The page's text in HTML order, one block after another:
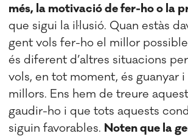
més, la motivació de fer-ho o la
que sigui la il·lusió. Quan estàs
gent vols fer-ho el millor
és diferent d’altres situacions
vols, en tot moment, és guanyar
millors. Ens hem de treure
gaudir-ho i que tots aquests
siguin favorables. Noten que la